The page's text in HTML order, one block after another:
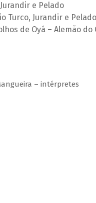
e Pelado
Turco, Jurandir e
de Oyá – Alemão do
– intérpretes